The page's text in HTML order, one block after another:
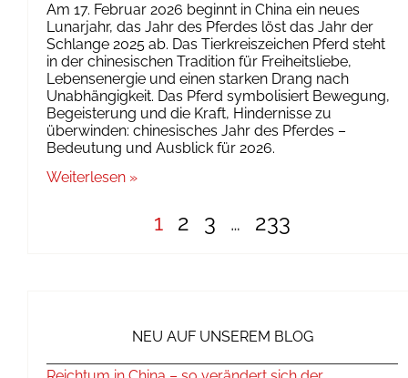
Am 17. Februar 2026 beginnt in China ein neues
Lunarjahr, das Jahr des Pferdes löst das Jahr der
Schlange 2025 ab. Das Tierkreiszeichen Pferd steht
in der chinesischen Tradition für Freiheitsliebe,
Lebensenergie und einen starken Drang nach
Unabhängigkeit. Das Pferd symbolisiert Bewegung,
Begeisterung und die Kraft, Hindernisse zu
überwinden: chinesisches Jahr des Pferdes –
Bedeutung und Ausblick für 2026.
Weiterlesen »
1 2 3 … 233
NEU AUF UNSEREM BLOG